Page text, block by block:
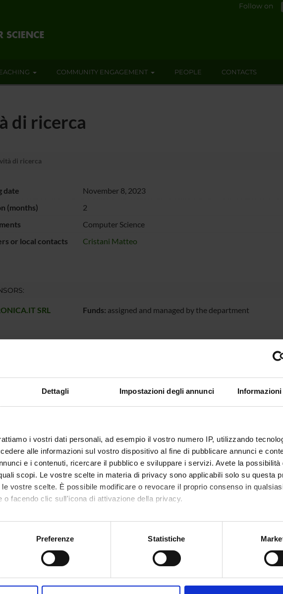
Dettagli Impostazioni degli annunci
i vostri dati personali, ad esempio il vostro numero IP, utilizzando
alle informazioni sul vostro dispositivo al fine di pubblicare annunci e
e i contenuti, ricercare il pubblico e sviluppare i servizi. Avete la possibilità
scopi. Le vostre scelte in materia di privacy sono applicabili solo su questa
vostre scelte. È possibile modificare o revocare il proprio consenso in
o facendo clic sull'icona di attivazione della privacy.
anche:
sulla tua posizione geografica, con un'approssimazione di qualche metro,
in qualsiasi momento dalla Dichiarazione sui cookie.
Preferenze Statistiche
Follow on
COMMUNITY ENGAGEMENT PEOPLE CONTACTS
di ricerca
di ricerca
date
November 8, 2023
(months)
2
Computer Science
or local contacts
Cristani Matteo
SRL Funds: assigned and managed by the department
Associate Professor
AREAS INVOLVED IN THE PROJECT
informatica
methods and theory of security